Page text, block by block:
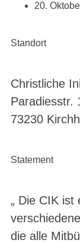
20.
Standort
Christliche
Paradiesstr.
73230
Statement
„ Die CIK ist
die alle